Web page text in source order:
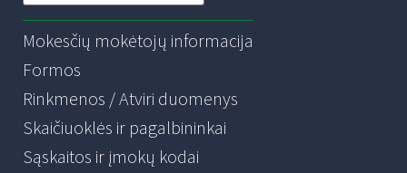
Mokesčių mokėtojų informacija
Formos
Rinkmenos / Atviri duomenys
Skaičiuoklės ir pagalbininkai
Sąskaitos ir įmokų kodai